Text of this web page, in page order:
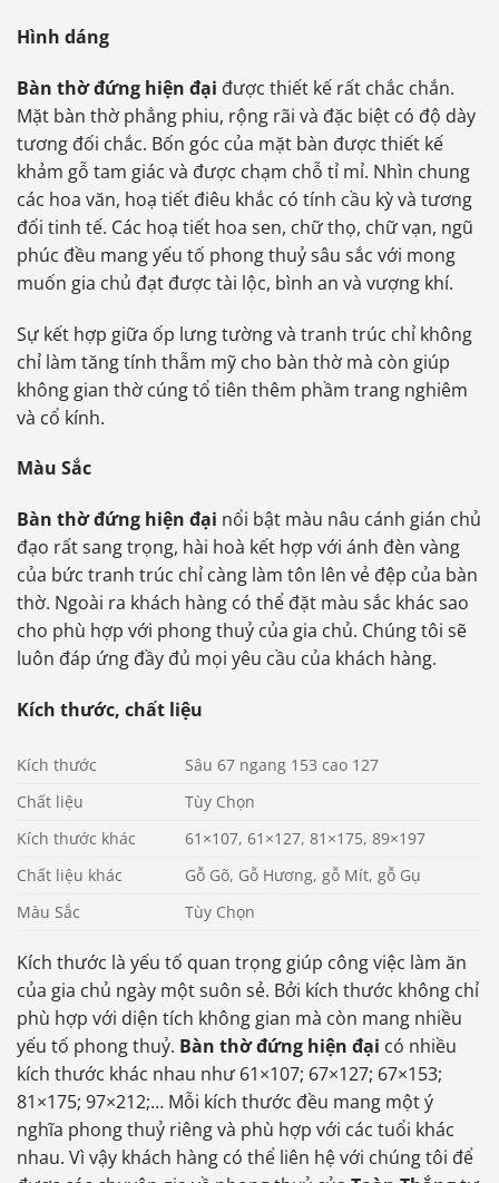
Hình dáng
Bàn thờ đứng hiện đại được thiết kế rất chắc chắn.
Mặt bàn thờ phẳng phiu, rộng rãi và đặc biệt có độ dày
tương đối chắc. Bốn góc của mặt bàn được thiết kế
khảm gỗ tam giác và được chạm chỗ tỉ mỉ. Nhìn chung
các hoa văn, hoạ tiết điêu khắc có tính cầu kỳ và tương
đối tinh tế. Các hoạ tiết hoa sen, chữ thọ, chữ vạn, ngũ
phúc đều mang yếu tố phong thuỷ sâu sắc với mong
muốn gia chủ đạt được tài lộc, bình an và vượng khí.
Sự kết hợp giữa ốp lưng tường và tranh trúc chỉ không
chỉ làm tăng tính thẫm mỹ cho bàn thờ mà còn giúp
không gian thờ cúng tổ tiên thêm phầm trang nghiêm
và cổ kính.
Màu Sắc
Bàn thờ đứng hiện đại nổi bật màu nâu cánh gián chủ
đạo rất sang trọng, hài hoà kết hợp với ánh đèn vàng
của bức tranh trúc chỉ càng làm tôn lên vẻ đệp của bàn
thờ. Ngoài ra khách hàng có thể đặt màu sắc khác sao
cho phù hợp với phong thuỷ của gia chủ. Chúng tôi sẽ
luôn đáp ứng đầy đủ mọi yêu cầu của khách hàng.
Kích thước, chất liệu
Kích thước
Sâu 67 ngang 153 cao 127
Chất liệu
Tùy Chọn
Kích thước khác
61×107, 61×127, 81×175, 89×197
Chất liệu khác
Gỗ Gõ, Gỗ Hương, gỗ Mít, gỗ Gụ
Màu Sắc
Tùy Chọn
Kích thước là yếu tố quan trọng giúp công việc làm ăn
của gia chủ ngày một suôn sẻ. Bởi kích thước không chỉ
phù hợp với diện tích không gian mà còn mang nhiều
yếu tố phong thuỷ. Bàn thờ đứng hiện đại có nhiều
kích thước khác nhau như 61×107; 67×127; 67×153;
81×175; 97×212;… Mỗi kích thước đều mang một ý
nghĩa phong thuỷ riêng và phù hợp với các tuổi khác
nhau. Vì vậy khách hàng có thể liên hệ với chúng tôi để